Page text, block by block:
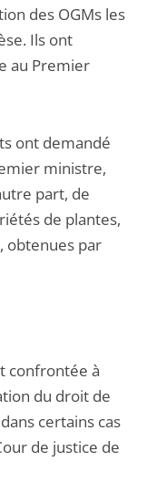
des OGMs les
Ils ont
au Premier
ont demandé
ministre,
part, de
de plantes,
obtenues par
confrontée à
du droit de
certains cas
de justice de